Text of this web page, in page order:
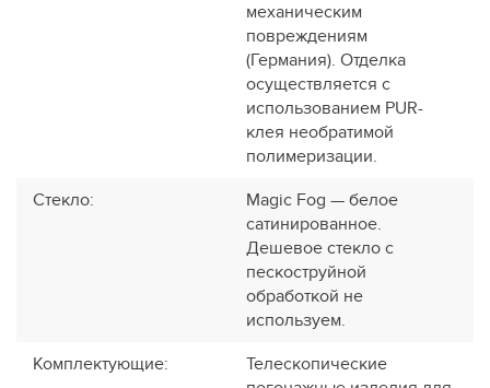
механическим
повреждениям
(Германия). Отделка
осуществляется с
использованием PUR-
клея необратимой
полимеризации.
Стекло:
Magic Fog — белое
сатинированное.
Дешевое стекло с
пескоструйной
обработкой не
используем.
Комплектующие:
Телескопические